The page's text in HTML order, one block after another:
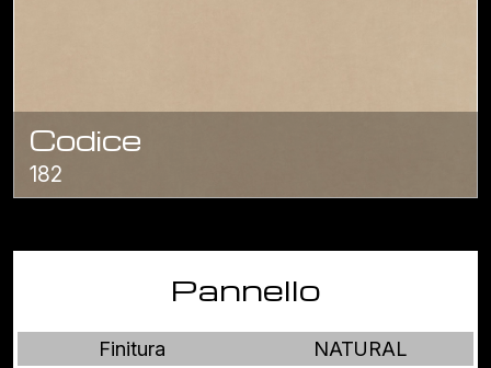
Codice
182
Pannello
Finitura
NATURAL